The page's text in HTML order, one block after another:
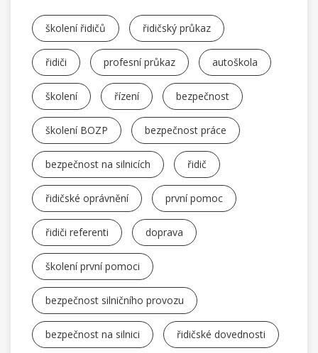
školení řidičů řidičský průkaz
řidiči profesní průkaz autoškola
školení řízení bezpečnost
školení BOZP bezpečnost práce
bezpečnost na silnicích řidič
řidičské oprávnění první pomoc
řidiči referenti doprava
školení první pomoci
bezpečnost silničního provozu
bezpečnost na silnici řidičské dovednosti